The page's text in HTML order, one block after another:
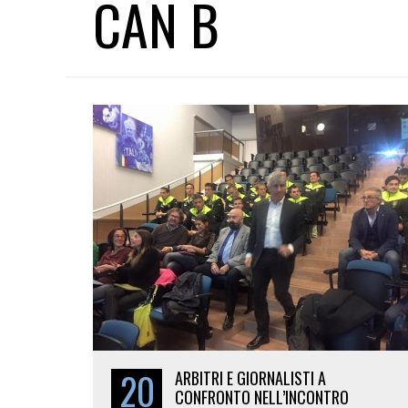
CAN B
20
ARBITRI E GIORNALISTI A
CONFRONTO NELL’INCONTRO